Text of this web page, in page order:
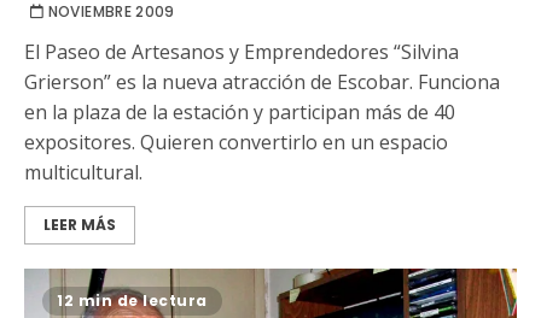
NOVIEMBRE 2009
El Paseo de Artesanos y Emprendedores “Silvina
Grierson” es la nueva atracción de Escobar. Funciona
en la plaza de la estación y participan más de 40
expositores. Quieren convertirlo en un espacio
multicultural.
LEER MÁS
12 min de lectura